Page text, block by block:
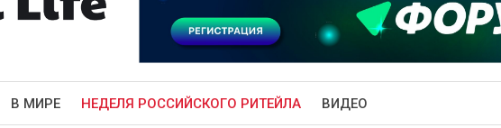
В МИРЕ НЕДЕЛЯ РОССИЙСКОГО РИТЕЙЛА ВИДЕО